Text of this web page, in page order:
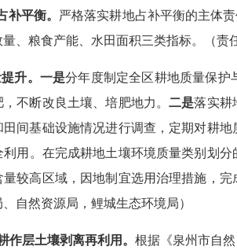
补平衡。 严格落实耕地占补平衡的主体
、粮食产能、水田面积三类指标。（责
升。一是分年度制定全区耕地质量保护
，不断改良土壤、培肥地力。二是落实耕
田间基础设施情况进行调查，定期对耕
用。在完成耕地土壤环境质量类别划
较高区域，因地制宜选用治理措施，
自然资源局，鲤城生态环境局）
作层土壤剥离再利用。根据《泉州市自